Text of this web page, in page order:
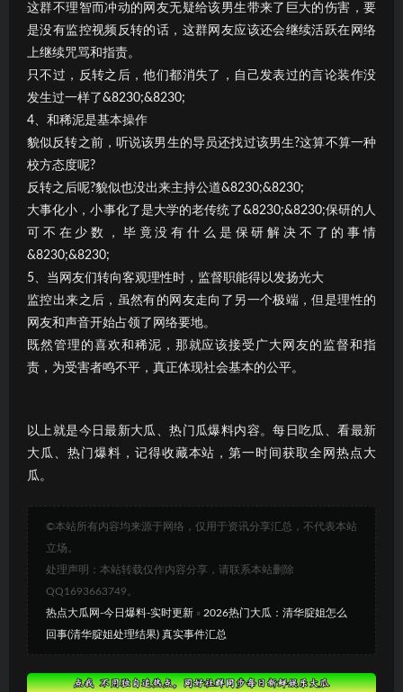
这群不理智而冲动的网友无疑给该男生带来了巨大的伤害，要
是没有监控视频反转的话，这群网友应该还会继续活跃在网络
上继续咒骂和指责。
只不过，反转之后，他们都消失了，自己发表过的言论装作没
发生过一样了&8230;&8230;
4、和稀泥是基本操作
貌似反转之前，听说该男生的导员还找过该男生?这算不算一种
校方态度呢?
反转之后呢?貌似也没出来主持公道&8230;&8230;
大事化小，小事化了是大学的老传统了&8230;&8230;保研的人
可不在少数，毕竟没有什么是保研解决不了的事情
&8230;&8230;
5、当网友们转向客观理性时，监督职能得以发扬光大
监控出来之后，虽然有的网友走向了另一个极端，但是理性的
网友和声音开始占领了网络要地。
既然管理的喜欢和稀泥，那就应该接受广大网友的监督和指
责，为受害者鸣不平，真正体现社会基本的公平。
以上就是今日最新大瓜、热门瓜爆料内容。每日吃瓜、看最新
大瓜、热门爆料，记得收藏本站，第一时间获取全网热点大
瓜。
©本站所有内容均来源于网络，仅用于资讯分享汇总，不代表本站
立场。
处理声明：本站转载仅作内容分享，请联系本站删除
QQ1693663749。
热点大瓜网-今日爆料-实时更新 » 2026热门大瓜：清华腚姐怎么
回事(清华腚姐处理结果) 真实事件汇总